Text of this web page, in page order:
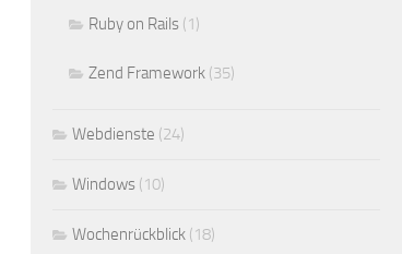
Ruby on Rails (1)
Zend Framework (35)
Webdienste (24)
Windows (10)
Wochenrückblick (18)